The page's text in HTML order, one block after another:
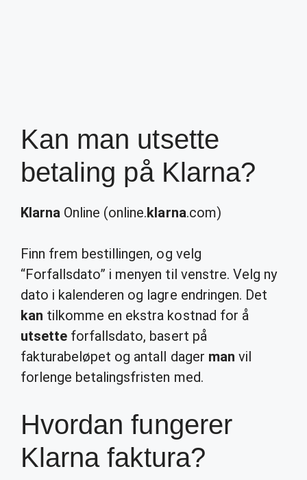
Kan man utsette
betaling på Klarna?
Klarna Online (online.klarna.com)
Finn frem bestillingen, og velg
“Forfallsdato” i menyen til venstre. Velg ny
dato i kalenderen og lagre endringen. Det
kan tilkomme en ekstra kostnad for å
utsette forfallsdato, basert på
fakturabeløpet og antall dager man vil
forlenge betalingsfristen med.
Hvordan fungerer
Klarna faktura?